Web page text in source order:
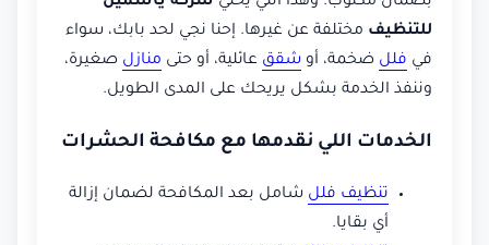
للتنظيف مختلفة عن غيرها. إحنا نجي لحد بابك، سواء
في فلل ضخمة، أو شقق عائلية، أو حتى منازل صغيرة،
وننفذ الخدمة بشكل يريحك على المدى الطويل.
الخدمات اللي نقدمها مع مكافحة الحشرات
تنظيف فلل شامل بعد المكافحة لضمان إزالة
أي بقايا.